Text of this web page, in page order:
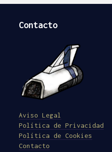
Contacto
Aviso Legal
Política de Privacidad
Política de Cookies
Contacto